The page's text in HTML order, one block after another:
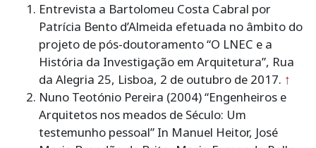
Entrevista a Bartolomeu Costa Cabral por
Patrícia Bento d’Almeida efetuada no âmbito do
projeto de pós-doutoramento “O LNEC e a
História da Investigação em Arquitetura”, Rua
da Alegria 25, Lisboa, 2 de outubro de 2017. ↑
Nuno Teotónio Pereira (2004) “Engenheiros e
Arquitetos nos meados de Século: Um
testemunho pessoal” In Manuel Heitor, José